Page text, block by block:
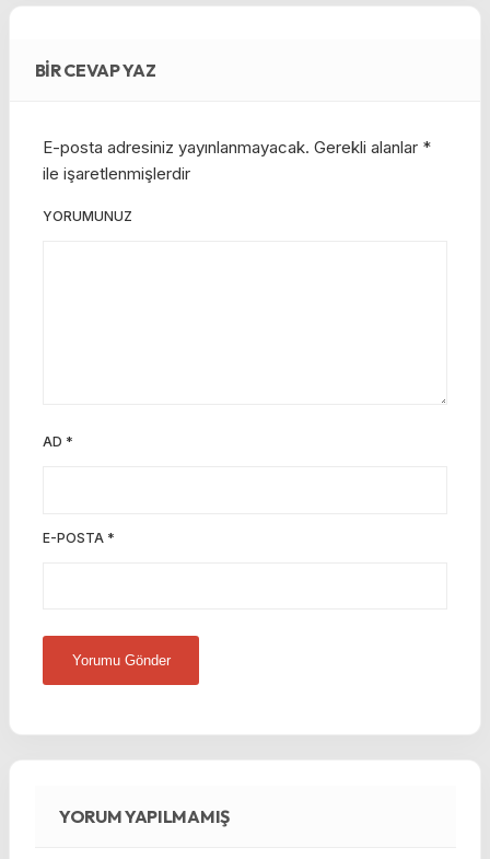
BIR CEVAP YAZ
E-posta adresiniz yayınlanmayacak. Gerekli alanlar *
ile işaretlenmişlerdir
YORUMUNUZ
AD *
E-POSTA *
YORUM YAPILMAMIŞ